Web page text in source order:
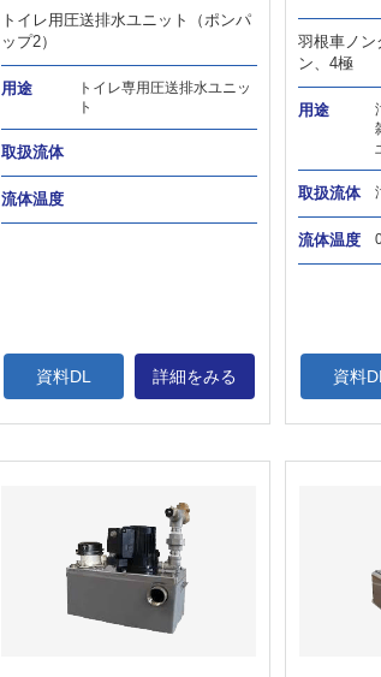
トイレ用圧送排水ユニット（ポンパ
ップ2）
用途
トイレ専用圧送排水ユニッ
ト
取扱流体
流体温度
資料DL 詳細をみる
羽根車ノン
ン、4極
用途
取扱流体
流体温度
資料DL